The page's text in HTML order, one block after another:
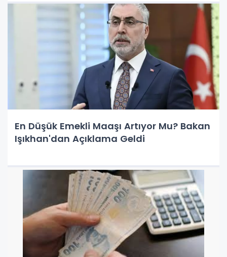
En Düşük Emekli Maaşı Artıyor Mu? Bakan
Işıkhan'dan Açıklama Geldi